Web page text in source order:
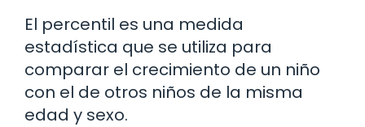
El percentil es una medida
estadística que se utiliza para
comparar el crecimiento de un niño
con el de otros niños de la misma
edad y sexo.